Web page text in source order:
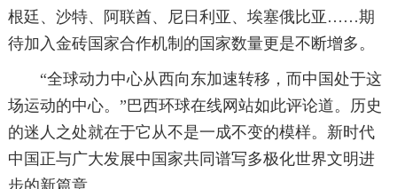
根廷、沙特、阿联酋、尼日利亚、埃塞俄比亚……期
待加入金砖国家合作机制的国家数量更是不断增多。
“全球动力中心从西向东加速转移，而中国处于这
场运动的中心。”巴西环球在线网站如此评论道。历史
的迷人之处就在于它从不是一成不变的模样。新时代
中国正与广大发展中国家共同谱写多极化世界文明进
步的新篇章。